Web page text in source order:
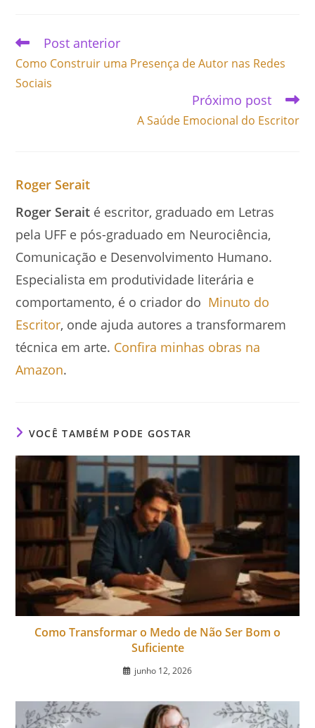
Post anterior
Como Construir uma Presença de Autor nas Redes
Sociais
Próximo post
A Saúde Emocional do Escritor
Roger Serait
Roger Serait é escritor, graduado em Letras
pela UFF e pós-graduado em Neurociência,
Comunicação e Desenvolvimento Humano.
Especialista em produtividade literária e
comportamento, é o criador do Minuto do
Escritor, onde ajuda autores a transformarem
técnica em arte. Confira minhas obras na
Amazon.
VOCÊ TAMBÉM PODE GOSTAR
Como Transformar o Medo de Não Ser Bom o
Suficiente
junho 12, 2026